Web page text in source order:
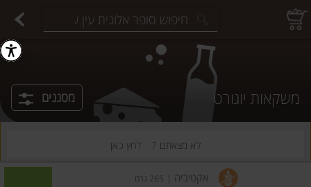
משקאות יוגורט מסננים
לא מצאתם ? לחץ כאן
אקטיביה 265 גרם